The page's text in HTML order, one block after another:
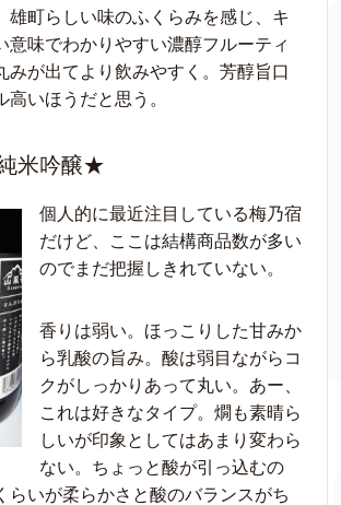
雄町らしい味のふくらみを感じ、キ
意味でわかりやすい濃醇フルーティ
みが出てより飲みやすく。芳醇旨口
高いほうだと思う。
米吟醸★
個人的に最近注目している梅乃宿
だけど、ここは結構商品数が多い
のでまだ把握しきれていない。
香りは弱い。ほっこりした甘みか
ら乳酸の旨み。酸は弱目ながらコ
クがしっかりあって丸い。あー、
これは好きなタイプ。燗も素晴ら
しいが印象としてはあまり変わら
ない。ちょっと酸が引っ込むの
らいが柔らかさと酸のバランスがち